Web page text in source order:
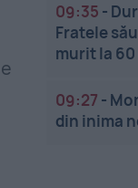
09:35 -
Fratele
murit la 60
09:27 -
din inima